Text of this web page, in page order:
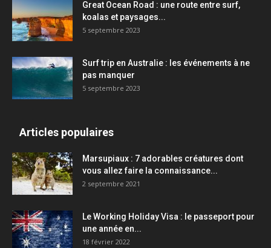
Great Ocean Road : une route entre surf,
koalas et paysages...
5 septembre 2023
Surf trip en Australie : les événements à ne
pas manquer
5 septembre 2023
Articles populaires
Marsupiaux : 7 adorables créatures dont
vous allez faire la connaissance...
2 septembre 2021
Le Working Holiday Visa : le passeport pour
une année en...
18 février 2022